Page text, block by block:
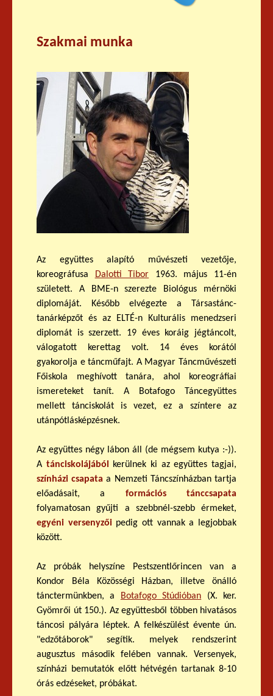
Szakmai munka
Az együttes alapító művészeti vezetője,
koreográfusa
Dalotti Tibor 1963. május 11-én
született. A BME-n szerezte Biológus mérnöki
diplomáját. Később elvégezte a Társastánc-
tanárképzőt és az ELTÉ-n Kulturális menedzseri
diplomát is szerzett. 19 éves koráig jégtáncolt,
válogatott kerettag volt. 14 éves korától
gyakorolja e táncműfajt. A Magyar Táncművészeti
Főiskola meghívott tanára, ahol koreográfiai
ismereteket tanít. A Botafogo Táncegyüttes
mellett tánciskolát is vezet, ez a színtere az
utánpótlásképzésnek.
Az együttes négy lábon áll (de mégsem kutya :-)).
A tánciskolájából
kerülnek ki az együttes tagjai,
színházi csapata a Nemzeti Táncszínházban tartja
előadásait, a formációs tánccsapata
folyamatosan gyűjti a szebbnél-szebb érmeket,
egyéni versenyzőipedig ott vannak a legjobbak
között.
Az próbák helyszíne Pestszentlőrincen van a
Kondor Béla Közösségi Házban, illetve önálló
tánctermünkben, a
Botafogo Stúdióban (X. ker.
Gyömrői út 150.). Az együttesből többen hivatásos
táncosi pályára léptek. A felkészülést évente ún.
"edzőtáborok" segítik. melyek rendszerint
augusztus második felében vannak. Versenyek,
színházi bemutatók előtt hétvégén tartanak 8-10
órás edzéseket, próbákat.